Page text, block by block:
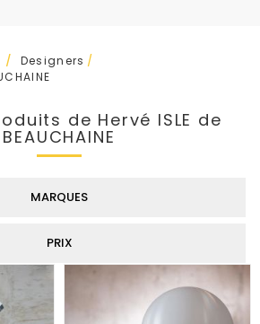
/ Designers /
de Hervé ISLE de
BEAUCHAINE
MARQUES
PRIX